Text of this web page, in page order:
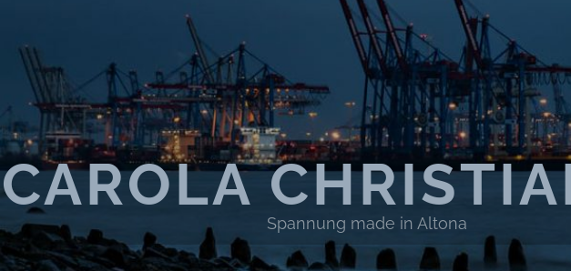
CAROLA
Spannung made in Altona